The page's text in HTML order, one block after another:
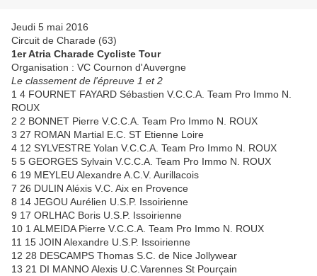
Jeudi 5 mai 2016
Circuit de Charade (63)
1er Atria Charade Cycliste Tour
Organisation : VC Cournon d'Auvergne
Le classement de l'épreuve 1 et 2
1 4 FOURNET FAYARD Sébastien V.C.C.A. Team Pro Immo N.
ROUX
2 2 BONNET Pierre V.C.C.A. Team Pro Immo N. ROUX
3 27 ROMAN Martial E.C. ST Etienne Loire
4 12 SYLVESTRE Yolan V.C.C.A. Team Pro Immo N. ROUX
5 5 GEORGES Sylvain V.C.C.A. Team Pro Immo N. ROUX
6 19 MEYLEU Alexandre A.C.V. Aurillacois
7 26 DULIN Aléxis V.C. Aix en Provence
8 14 JEGOU Aurélien U.S.P. Issoirienne
9 17 ORLHAC Boris U.S.P. Issoirienne
10 1 ALMEIDA Pierre V.C.C.A. Team Pro Immo N. ROUX
11 15 JOIN Alexandre U.S.P. Issoirienne
12 28 DESCAMPS Thomas S.C. de Nice Jollywear
13 21 DI MANNO Alexis U.C.Varennes St Pourçain